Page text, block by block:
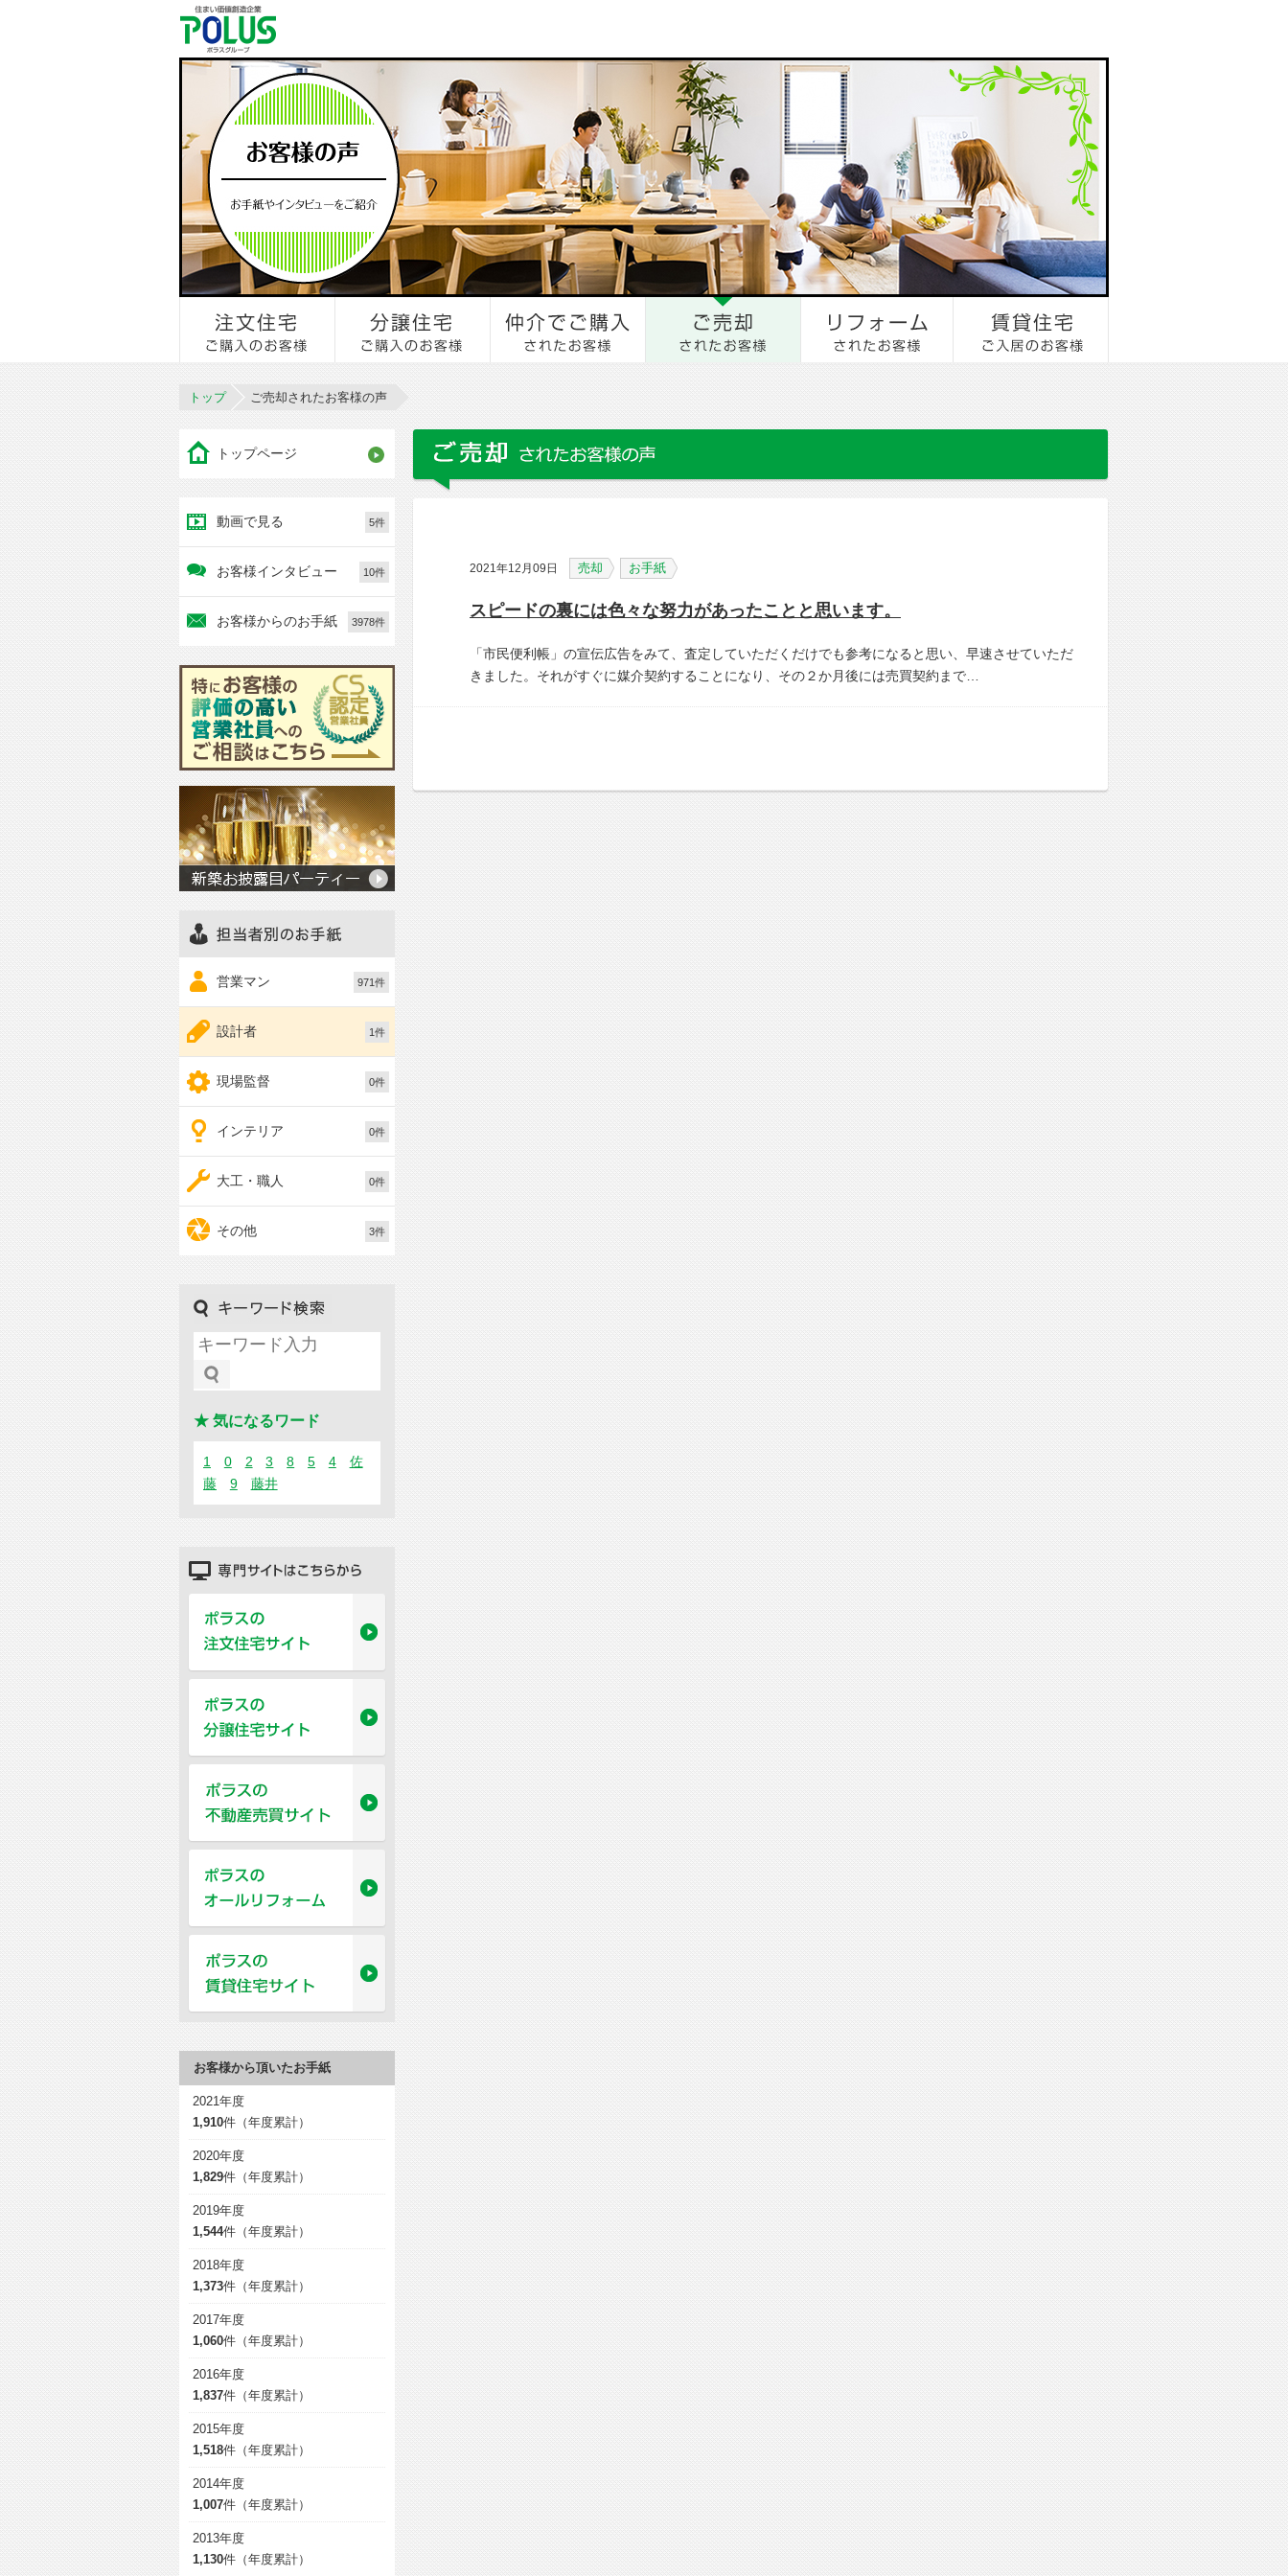
トップ ご売却されたお客様の声
2021年12月09日 売却 お手紙
スピードの裏には色々な努力があったことと思います。
「市民便利帳」の宣伝広告をみて、査定していただくだけでも参考になると思い、早速させていただ
きました。それがすぐに媒介契約することになり、その２か月後には売買契約まで…
トップページ
動画で見る 5件
お客様インタビュー 10件
お客様からのお手紙 3978件
営業マン 971件
設計者 1件
現場監督 0件
インテリア 0件
大工・職人 0件
その他 3件
★ 気になるワード
1 0 2 3 8 5 4
佐
藤
9 藤井
お客様から頂いたお手紙
2021年度
1,910件（年度累計）
2020年度
1,829件（年度累計）
2019年度
1,544件（年度累計）
2018年度
1,373件（年度累計）
2017年度
1,060件（年度累計）
2016年度
1,837件（年度累計）
2015年度
1,518件（年度累計）
2014年度
1,007件（年度累計）
2013年度
1,130件（年度累計）